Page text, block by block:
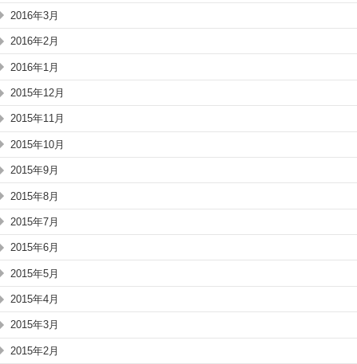
2016年3月
2016年2月
2016年1月
2015年12月
2015年11月
2015年10月
2015年9月
2015年8月
2015年7月
2015年6月
2015年5月
2015年4月
2015年3月
2015年2月